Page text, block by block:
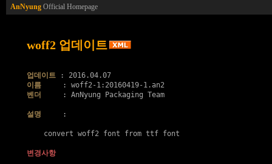
AnNyung Official Homepage
woff2 업데이트
업데이트
이름
벤더
     : AnNyung Packaging Team
설명
     :
    convert woff2 font from ttf font
변경사항